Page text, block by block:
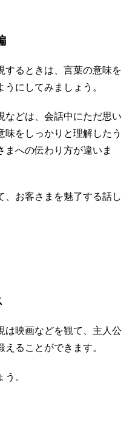
するときは、言葉の意味を
にしてみましょう。
などは、会話中にただ思い
をしっかりと理解したう
まへの伝わり方が違いま
、お客さまを魅了する話し
は映画などを観て、主人公
ることができます。
。